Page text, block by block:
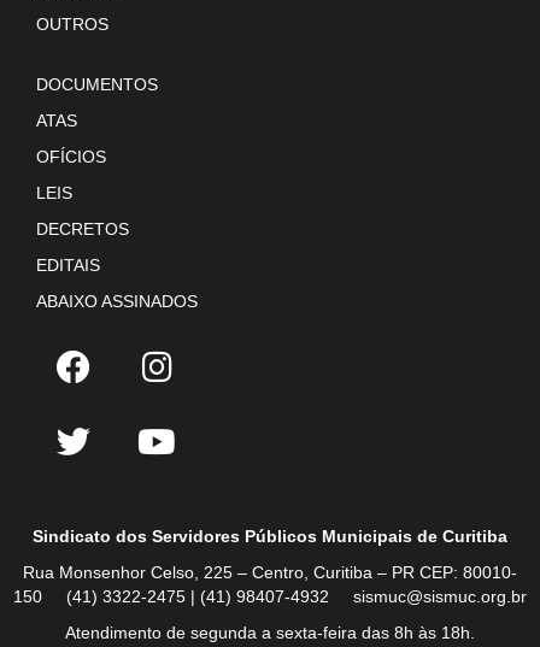
OUTROS
DOCUMENTOS
ATAS
OFÍCIOS
LEIS
DECRETOS
EDITAIS
ABAIXO ASSINADOS
Sindicato dos Servidores Públicos Municipais de Curitiba
Rua Monsenhor Celso, 225 – Centro, Curitiba – PR CEP: 80010-
150 (41) 3322-2475 | (41) 98407-4932 sismuc@sismuc.org.br
Atendimento de segunda a sexta-feira das 8h às 18h.